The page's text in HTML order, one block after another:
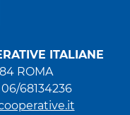
ITALIANE
ROMA
68134236